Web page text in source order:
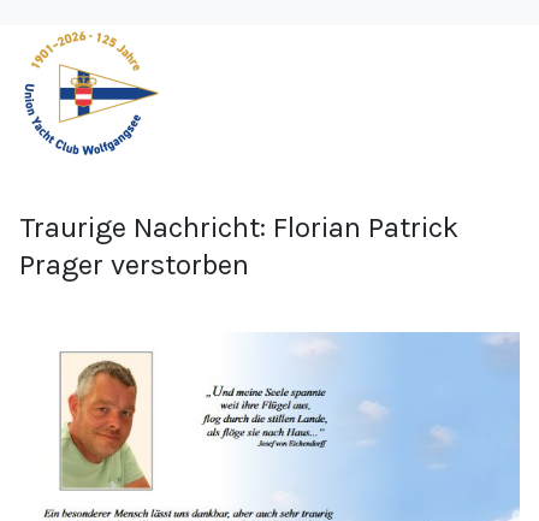
Traurige Nachricht: Florian Patrick
Prager verstorben